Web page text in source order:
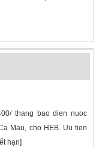
thang bao dien nuoc
Mau, cho HEB. Uu tien
hạn]